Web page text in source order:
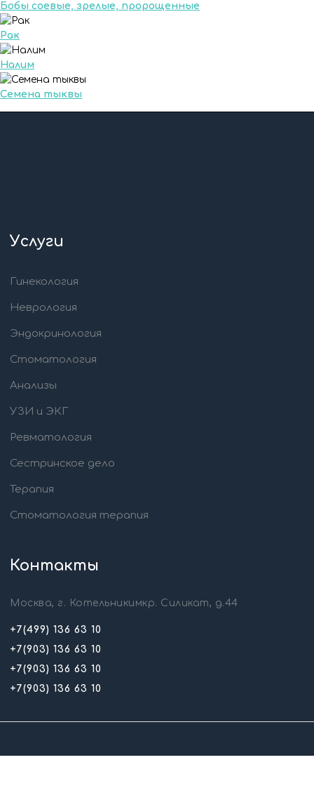
Бобы соевые, зрелые, пророщенные
Рак
Налим
Семена тыквы
Услуги
Гинекология
Неврология
Эндокринология
Стоматология
Анализы
УЗИ и ЭКГ
Ревматология
Сестринское дело
Терапия
Стоматология терапия
Контакты
Москва, г. Котельникимкр. Силикат, д.44
+7(499) 136 63 10
+7(903) 136 63 10
+7(903) 136 63 10
+7(903) 136 63 10